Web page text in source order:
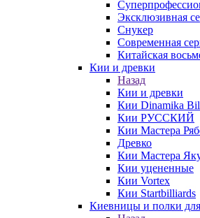
Эксклюзивная
Снукер
Современная
Китайская
Кии и древки
Назад
Кии и древки
Кии Dinamika
Кии РУССКИЙ
Кии Мастера
Древко
Кии Мастера
Кии уцененные
Кии Vortex
Кии Startbilliards
Киевницы и полки